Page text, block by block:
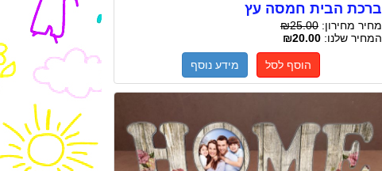
ברכת הבית חמסה עץ
מחיר מחירון: ₪25.00
המחיר שלנו: ₪20.00
הוסף לסל מידע נוסף